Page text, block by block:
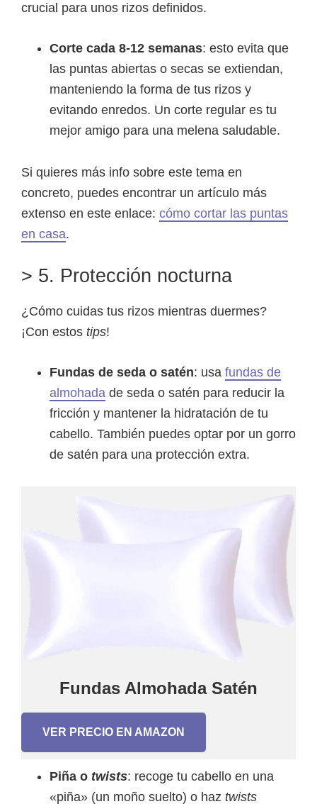
crucial para unos rizos definidos.
Corte cada 8-12 semanas: esto evita que
las puntas abiertas o secas se extiendan,
manteniendo la forma de tus rizos y
evitando enredos. Un corte regular es tu
mejor amigo para una melena saludable.
Si quieres más info sobre este tema en
concreto, puedes encontrar un artículo más
extenso en este enlace: cómo cortar las puntas
en casa.
> 5. Protección nocturna
¿Cómo cuidas tus rizos mientras duermes?
¡Con estos tips!
Fundas de seda o satén: usa fundas de
almohada de seda o satén para reducir la
fricción y mantener la hidratación de tu
cabello. También puedes optar por un gorro
de satén para una protección extra.
Fundas Almohada Satén
VER PRECIO EN AMAZON
Piña o twists: recoge tu cabello en una
«piña» (un moño suelto) o haz twists